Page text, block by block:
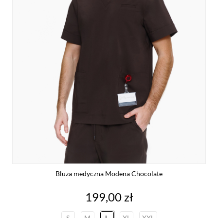
Bluza medyczna Modena Chocolate
Cena
199,00 zł